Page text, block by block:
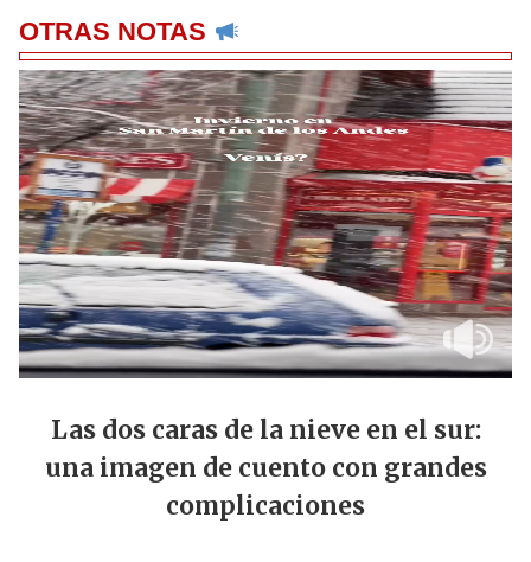
OTRAS NOTAS
Las dos caras de la nieve en el sur:
una imagen de cuento con grandes
complicaciones